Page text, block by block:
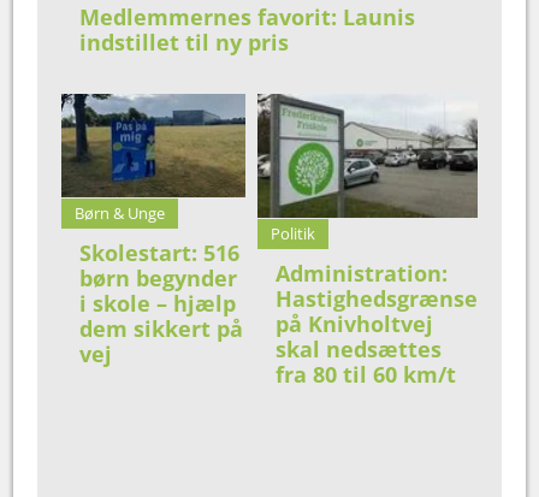
Medlemmernes favorit: Launis
indstillet til ny pris
Børn & Unge
Skolestart: 516
børn begynder
i skole – hjælp
dem sikkert på
vej
Politik
Administration:
Hastighedsgrænse
på Knivholtvej
skal nedsættes
fra 80 til 60 km/t